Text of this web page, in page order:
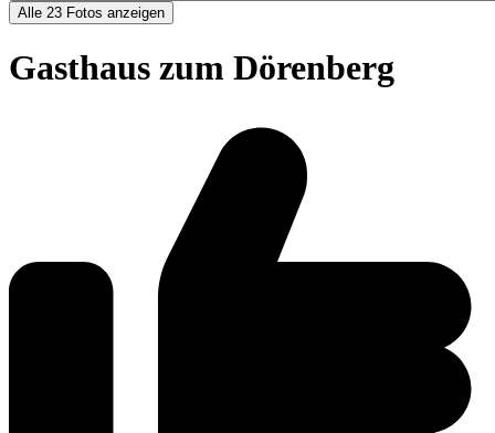
Alle 23 Fotos anzeigen
Gasthaus zum Dörenberg